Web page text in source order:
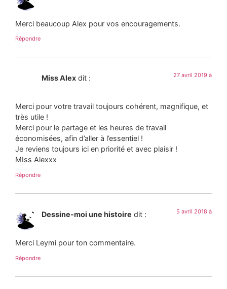
Merci beaucoup Alex pour vos encouragements.
Répondre
Miss Alex dit : 27 avril 2019 à
Merci pour votre travail toujours cohérent, magnifique, et
très utile !
Merci pour le partage et les heures de travail
économisées, afin d’aller à l’essentiel !
Je reviens toujours ici en priorité et avec plaisir !
MIss Alexxx
Répondre
Dessine-moi une histoire dit : 5 avril 2018 à
Merci Leymi pour ton commentaire.
Répondre